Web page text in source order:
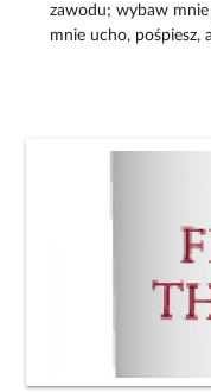
zawodu; wybaw
mnie ucho, pośpiesz,